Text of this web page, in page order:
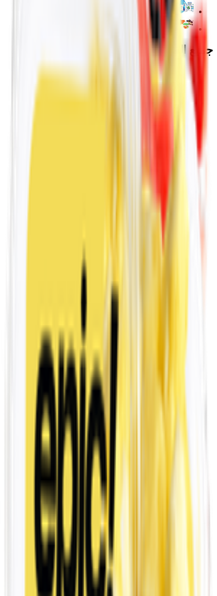
💧 المياه
خضار مقطعة
جميع الفئات
🥪 السلطات والوجبات الجاهزة
🍖 اللحوم والدواجن والأسماك
☕ القهوة والشاي والمشروبات الساخنة
🥫 المنتجات الغذائية
🐾 مستلزمات الحيوانات الأليفة
🧴 العناية بالجمال والعطورات
🍳 مستلزمات المنزل والمطبخ
🧹 أدوات التنظيف المنزلية
🧳 مستلزمات السفر والأنشطة الخارجية